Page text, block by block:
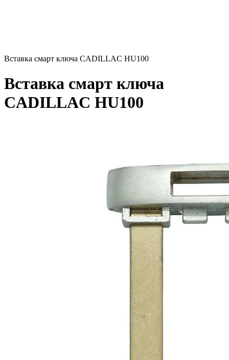
Вставка смарт ключа CADILLAC HU100
Вставка смарт ключа
CADILLAC HU100